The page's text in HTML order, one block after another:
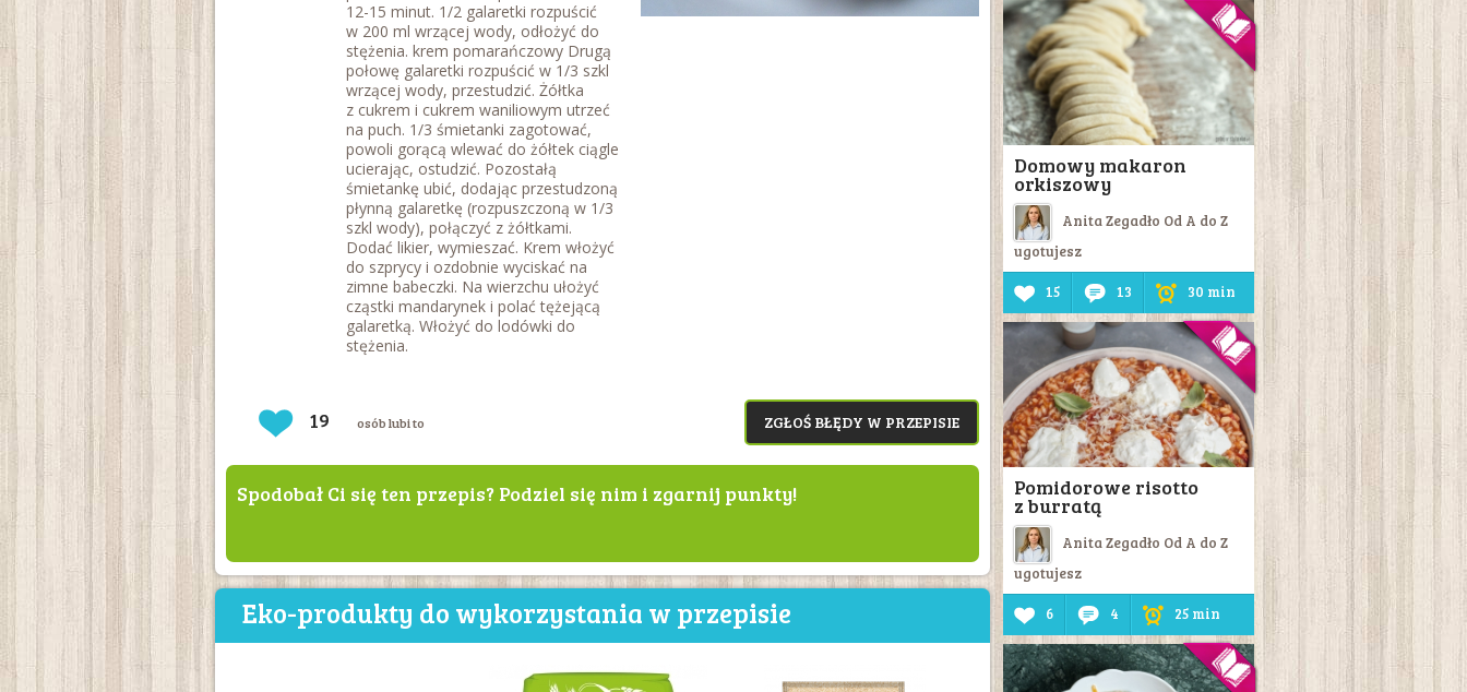
12-15 minut. 1/2 galaretki rozpuścić
w 200 ml wrzącej wody, odłożyć do
stężenia. krem pomarańczowy Drugą
połowę galaretki rozpuścić w 1/3 szkl
wrzącej wody, przestudzić. Żółtka
z cukrem i cukrem waniliowym utrzeć
na puch. 1/3 śmietanki zagotować,
powoli gorącą wlewać do żółtek ciągle
ucierając, ostudzić. Pozostałą
śmietankę ubić, dodając przestudzoną
płynną galaretkę (rozpuszczoną w 1/3
szkl wody), połączyć z żółtkami.
Dodać likier, wymieszać. Krem włożyć
do szprycy i ozdobnie wyciskać na
zimne babeczki. Na wierzchu ułożyć
cząstki mandarynek i polać tężejącą
galaretką. Włożyć do lodówki do
stężenia.
19 osób lubi to ZGŁOŚ BŁĘDY W PRZEPISIE
Spodobał Ci się ten przepis? Podziel się nim i zgarnij punkty!
Eko-produkty do wykorzystania w przepisie
Domowy makaron
orkiszowy
Anita Zegadło Od A do Z
ugotujesz
15 13 30 min
Pomidorowe risotto
z burratą
Anita Zegadło Od A do Z
ugotujesz
6 4 25 min